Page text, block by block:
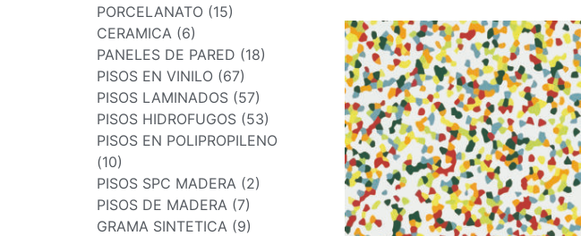
PORCELANATO (15)
CERAMICA (6)
PANELES DE PARED (18)
PISOS EN VINILO (67)
PISOS LAMINADOS (57)
PISOS HIDROFUGOS (53)
PISOS EN POLIPROPILENO
(10)
PISOS SPC MADERA (2)
PISOS DE MADERA (7)
GRAMA SINTETICA (9)